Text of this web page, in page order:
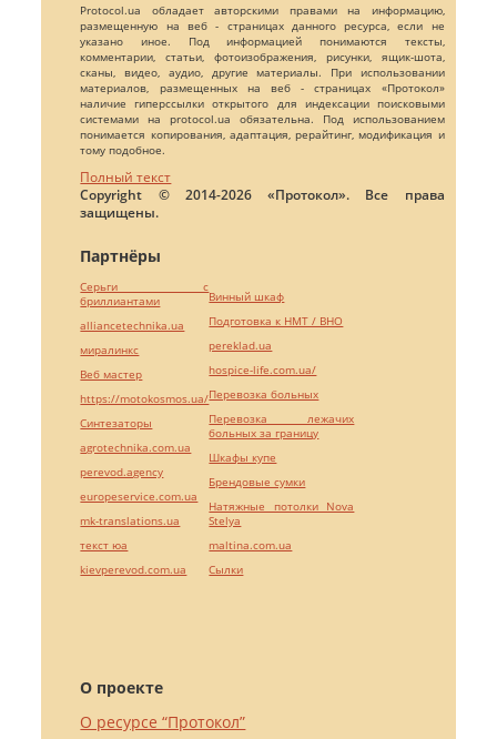
Protocol.ua обладает авторскими правами на информацию,
размещенную на веб - страницах данного ресурса, если не
указано иное. Под информацией понимаются тексты,
комментарии, статьи, фотоизображения, рисунки, ящик-шота,
сканы, видео, аудио, другие материалы. При использовании
материалов, размещенных на веб - страницах «Протокол»
наличие гиперссылки открытого для индексации поисковыми
системами на protocol.ua обязательна. Под использованием
понимается копирования, адаптация, рерайтинг, модификация и
тому подобное.
Полный текст
Copyright © 2014-2026 «Протокол». Все права
защищены.
О проекте
О ресурсе “Протокол”
Партнёры
Серьги с
бриллиантами
alliancetechnika.ua
миралинкс
Веб мастер
https://motokosmos.ua/
Синтезаторы
agrotechnika.com.ua
perevod.agency
europeservice.com.ua
mk-translations.ua
текст юа
kievperevod.com.ua
Винный шкаф
Подготовка к НМТ / ВНО
pereklad.ua
hospice-life.com.ua/
Перевозка больных
Перевозка лежачих
больных за границу
Шкафы купе
Брендовые сумки
Натяжные потолки Nova
Stelya
maltina.com.ua
Cылки